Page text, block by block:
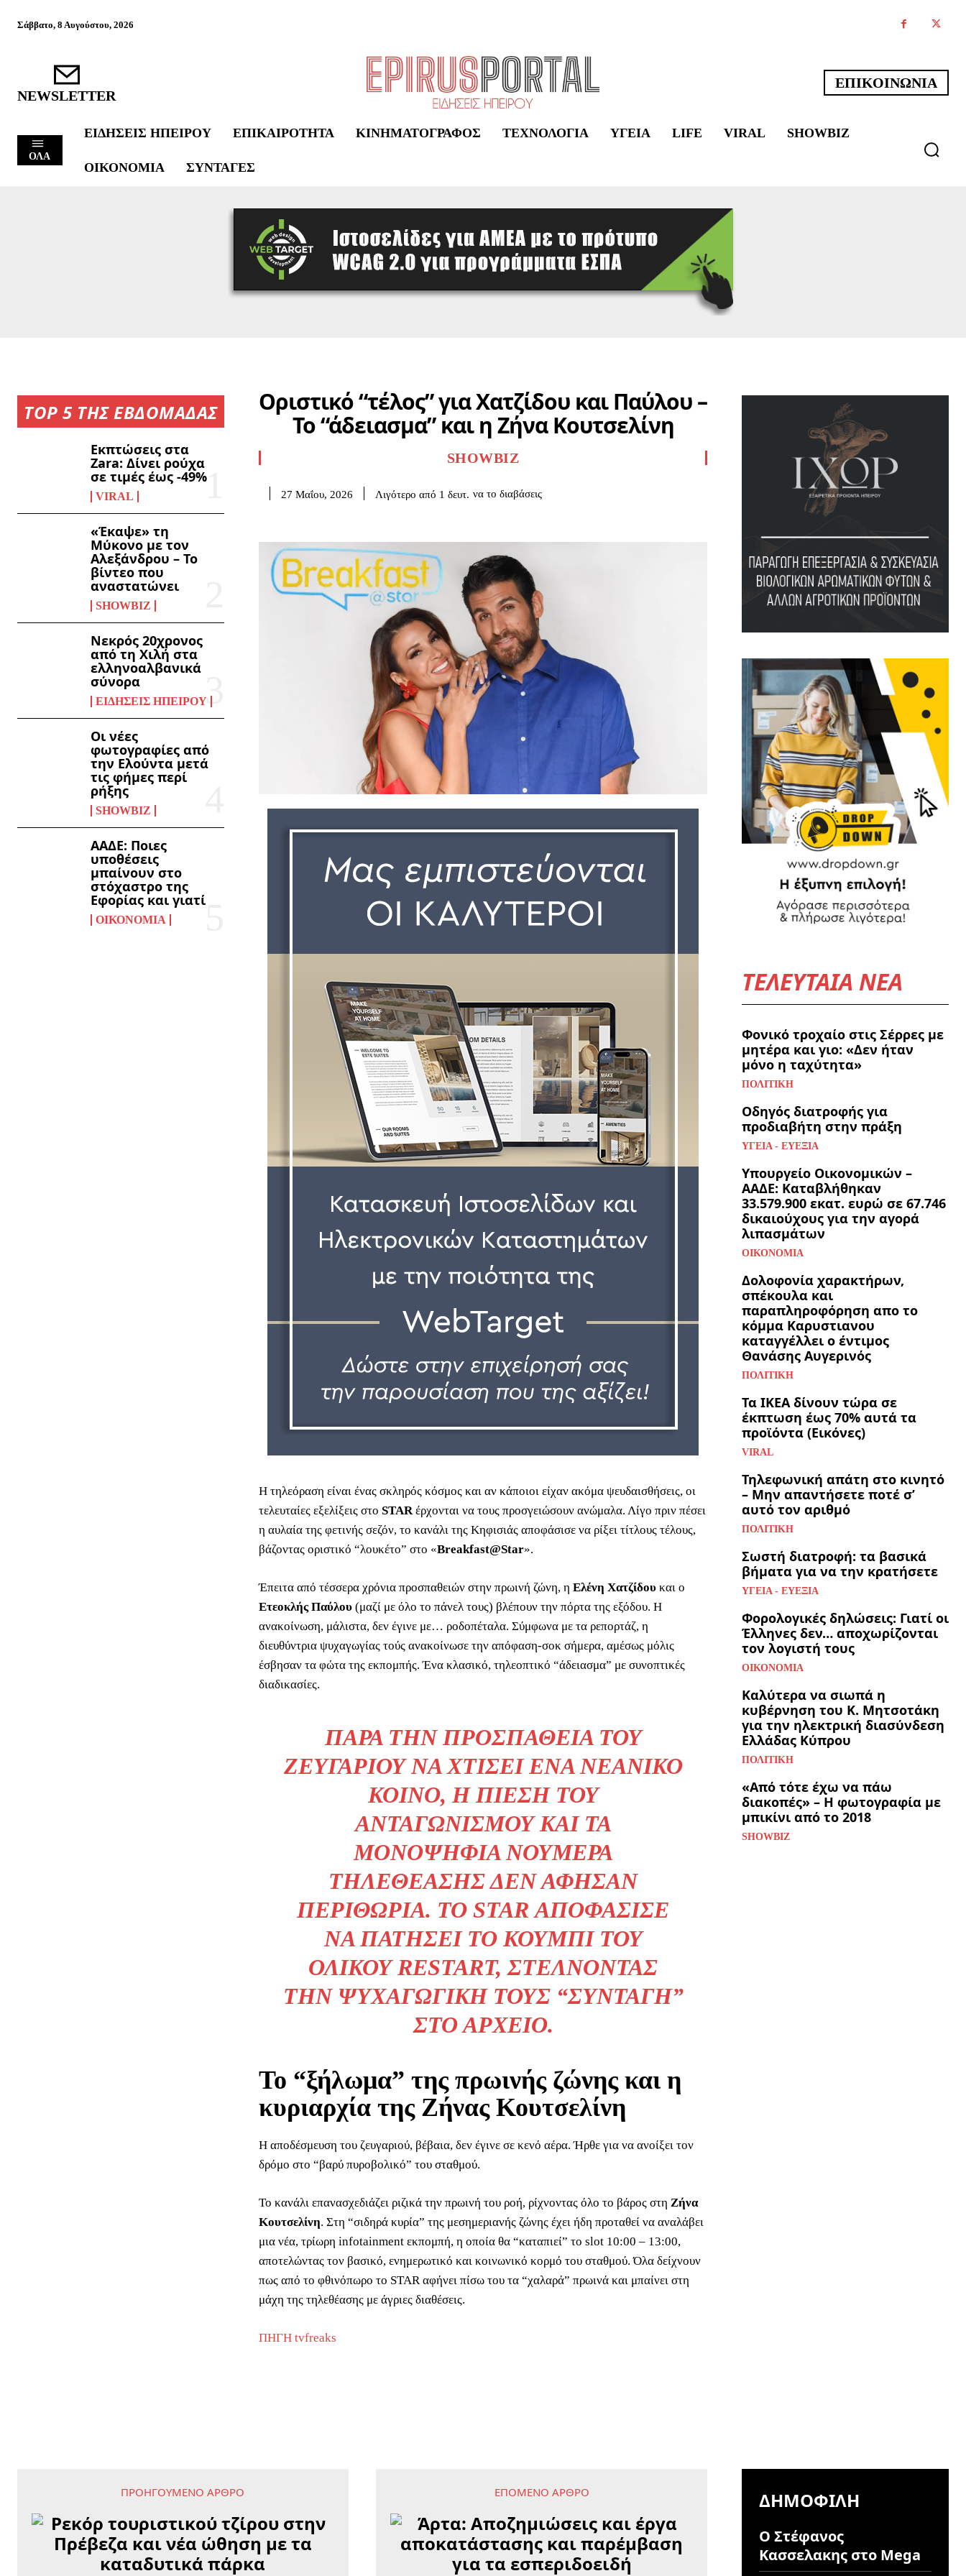
Σάββατο, 8 Αυγούστου, 2026
NEWSLETTER
ΕΠΙΚΟΙΝΩΝΙΑ
ΟΛΑ
ΕΙΔΉΣΕΙΣ ΗΠΕΊΡΟΥ ΕΠΙΚΑΙΡΌΤΗΤΑ ΚΙΝΗΜΑΤΟΓΡΆΦΟΣ ΤΕΧΝΟΛΟΓΊΑ ΥΓΕΊΑ LIFE VIRAL SHOWBIZ
ΟΙΚΟΝΟΜΊΑ ΣΥΝΤΑΓΈΣ
TOP 5 ΤΗΣ ΕΒΔΟΜΑΔΑΣ
Εκπτώσεις στα
Zara: Δίνει ρούχα
σε τιμές έως -49%
VIRAL
«Έκαψε» τη
Μύκονο με τον
Αλεξάνδρου – Το
βίντεο που
αναστατώνει
SHOWBIZ
Νεκρός 20χρονος
από τη Χιλή στα
ελληνοαλβανικά
σύνορα
ΕΙΔΉΣΕΙΣ ΗΠΕΊΡΟΥ
Οι νέες
φωτογραφίες από
την Ελούντα μετά
τις φήμες περί
ρήξης
SHOWBIZ
ΑΑΔΕ: Ποιες
υποθέσεις
μπαίνουν στο
στόχαστρο της
Εφορίας και γιατί
ΟΙΚΟΝΟΜΊΑ
Οριστικό “τέλος” για Χατζίδου και Παύλου –
Το “άδειασμα” και η Ζήνα Κουτσελίνη
SHOWBIZ
27 Μαΐου, 2026 Λιγότερο από 1 δευτ. να το διαβάσεις
Η τηλεόραση είναι ένας σκληρός κόσμος και αν κάποιοι είχαν ακόμα ψευδαισθήσεις, οι
τελευταίες εξελίξεις στο STAR έρχονται να τους προσγειώσουν ανώμαλα. Λίγο πριν πέσει
η αυλαία της φετινής σεζόν, το κανάλι της Κηφισιάς αποφάσισε να ρίξει τίτλους τέλους,
βάζοντας οριστικό “λουκέτο” στο «Breakfast@Star».
Έπειτα από τέσσερα χρόνια προσπαθειών στην πρωινή ζώνη, η Ελένη Χατζίδου και ο
Ετεοκλής Παύλου (μαζί με όλο το πάνελ τους) βλέπουν την πόρτα της εξόδου. Η
ανακοίνωση, μάλιστα, δεν έγινε με… ροδοπέταλα. Σύμφωνα με τα ρεπορτάζ, η
διευθύντρια ψυχαγωγίας τούς ανακοίνωσε την απόφαση-σοκ σήμερα, αμέσως μόλις
έσβησαν τα φώτα της εκπομπής. Ένα κλασικό, τηλεοπτικό “άδειασμα” με συνοπτικές
διαδικασίες.
ΠΑΡΆ ΤΗΝ ΠΡΟΣΠΆΘΕΙΑ ΤΟΥ
ΖΕΥΓΑΡΙΟΎ ΝΑ ΧΤΊΣΕΙ ΈΝΑ ΝΕΑΝΙΚΌ
ΚΟΙΝΌ, Η ΠΊΕΣΗ ΤΟΥ
ΑΝΤΑΓΩΝΙΣΜΟΎ ΚΑΙ ΤΑ
ΜΟΝΟΨΉΦΙΑ ΝΟΎΜΕΡΑ
ΤΗΛΕΘΈΑΣΗΣ ΔΕΝ ΆΦΗΣΑΝ
ΠΕΡΙΘΏΡΙΑ. ΤΟ STAR ΑΠΟΦΆΣΙΣΕ
ΝΑ ΠΑΤΉΣΕΙ ΤΟ ΚΟΥΜΠΊ ΤΟΥ
ΟΛΙΚΟΎ RESTART, ΣΤΈΛΝΟΝΤΑΣ
ΤΗΝ ΨΥΧΑΓΩΓΙΚΉ ΤΟΥΣ “ΣΥΝΤΑΓΉ”
ΣΤΟ ΑΡΧΕΊΟ.
Το “ξήλωμα” της πρωινής ζώνης και η
κυριαρχία της Ζήνας Κουτσελίνη
Η αποδέσμευση του ζευγαριού, βέβαια, δεν έγινε σε κενό αέρα. Ήρθε για να ανοίξει τον
δρόμο στο “βαρύ πυροβολικό” του σταθμού.
Το κανάλι επανασχεδιάζει ριζικά την πρωινή του ροή, ρίχνοντας όλο το βάρος στη Ζήνα
Κουτσελίνη. Στη “σιδηρά κυρία” της μεσημεριανής ζώνης έχει ήδη προταθεί να αναλάβει
μια νέα, τρίωρη infotainment εκπομπή, η οποία θα “καταπιεί” το slot 10:00 – 13:00,
αποτελώντας τον βασικό, ενημερωτικό και κοινωνικό κορμό του σταθμού. Όλα δείχνουν
πως από το φθινόπωρο το STAR αφήνει πίσω του τα “χαλαρά” πρωινά και μπαίνει στη
μάχη της τηλεθέασης με άγριες διαθέσεις.
ΠΗΓΗ tvfreaks
ΤΕΛΕΥΤΑΙΑ ΝΕΑ
Φονικό τροχαίο στις Σέρρες με
μητέρα και γιο: «Δεν ήταν
μόνο η ταχύτητα»
ΠΟΛΙΤΙΚΉ
Οδηγός διατροφής για
προδιαβήτη στην πράξη
ΥΓΕΊΑ - ΕΥΕΞΊΑ
Υπουργείο Οικονομικών –
ΑΑΔΕ: Καταβλήθηκαν
33.579.900 εκατ. ευρώ σε 67.746
δικαιούχους για την αγορά
λιπασμάτων
ΟΙΚΟΝΟΜΊΑ
Δολοφονία χαρακτήρων,
σπέκουλα και
παραπληροφόρηση απο το
κόμμα Καρυστιανου
καταγγέλλει ο έντιμος
Θανάσης Αυγερινός
ΠΟΛΙΤΙΚΉ
Τα ΙΚΕΑ δίνουν τώρα σε
έκπτωση έως 70% αυτά τα
προϊόντα (Εικόνες)
VIRAL
Τηλεφωνική απάτη στο κινητό
– Μην απαντήσετε ποτέ σ’
αυτό τον αριθμό
ΠΟΛΙΤΙΚΉ
Σωστή διατροφή: τα βασικά
βήματα για να την κρατήσετε
ΥΓΕΊΑ - ΕΥΕΞΊΑ
Φορολογικές δηλώσεις: Γιατί οι
Έλληνες δεν… αποχωρίζονται
τον λογιστή τους
ΟΙΚΟΝΟΜΊΑ
Καλύτερα να σιωπά η
κυβέρνηση του Κ. Μητσοτάκη
για την ηλεκτρική διασύνδεση
Ελλάδας Κύπρου
ΠΟΛΙΤΙΚΉ
«Από τότε έχω να πάω
διακοπές» – Η φωτογραφία με
μπικίνι από το 2018
SHOWBIZ
ΠΡΟΗΓΟΎΜΕΝΟ ΆΡΘΡΟ ΕΠΌΜΕΝΟ ΆΡΘΡΟ ΔΗΜΟΦΙΛΉ
Ο Στέφανος
Κασσελακης στο Mega